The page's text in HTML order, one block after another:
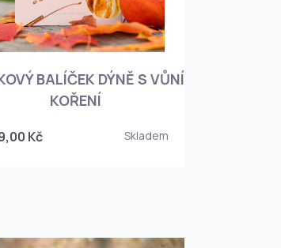
BALÍČEK DÝNĚ S VŮNÍ
KOŘENÍ
Kč Skladem